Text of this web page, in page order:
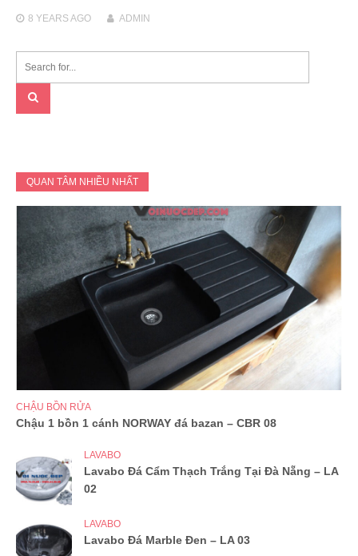
8 YEARSAGO ADMIN
QUAN TÂM NHIỀU NHẤT
CHẬU BỒN RỬA
Chậu 1 bồn 1 cánh NORWAY đá bazan – CBR 08
LAVABO
Lavabo Đá Cẩm Thạch Trắng Tại Đà Nẵng – LA
02
LAVABO
Lavabo Đá Marble Đen – LA 03